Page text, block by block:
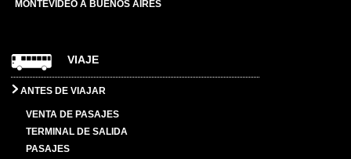
MONTEVIDEO A BUENOS AIRES
VIAJE
ANTES DE VIAJAR
VENTA DE PASAJES
TERMINAL DE SALIDA
PASAJES